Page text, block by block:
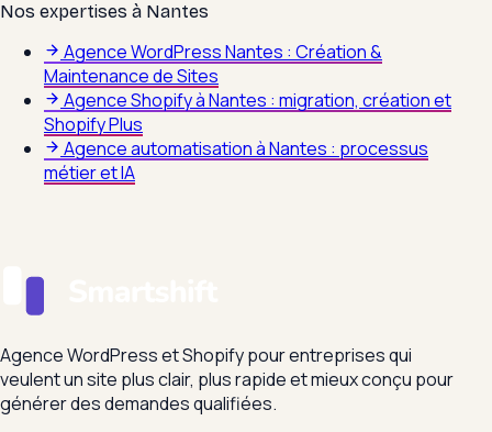
Nos expertises à Nantes
Agence WordPress Nantes : Création &
Maintenance de Sites
Agence Shopify à Nantes : migration, création et
Shopify Plus
Agence automatisation à Nantes : processus
métier et IA
Agence WordPress et Shopify pour entreprises qui
veulent un site plus clair, plus rapide et mieux conçu pour
générer des demandes qualifiées.